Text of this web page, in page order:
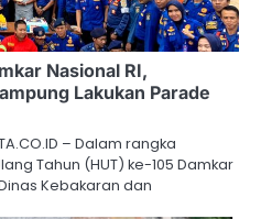
Nasional RI,
Lakukan Parade
– Dalam rangka
Tahun (HUT) ke-105 Damkar
Kebakaran dan